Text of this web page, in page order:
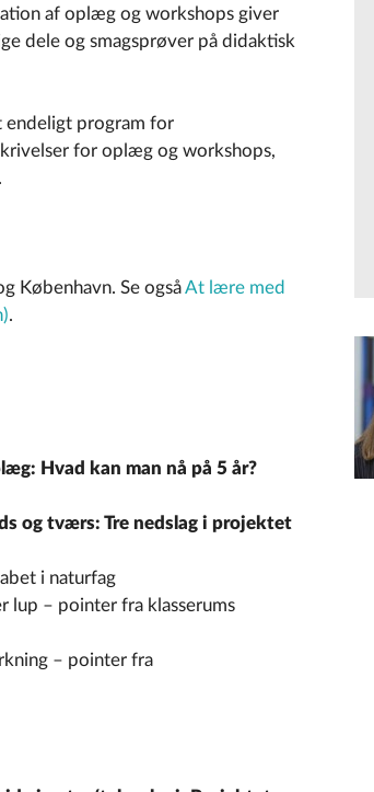
af oplæg og workshops giver
dele og smagsprøver på didaktisk
endeligt program for
for oplæg og workshops,
København. Se ogsåAt lære med
.
Hvad kan man nå på 5 år?
og tværs: Tre nedslag i projektet
i naturfag
lup – pointer fra klasserums
– pointer fra